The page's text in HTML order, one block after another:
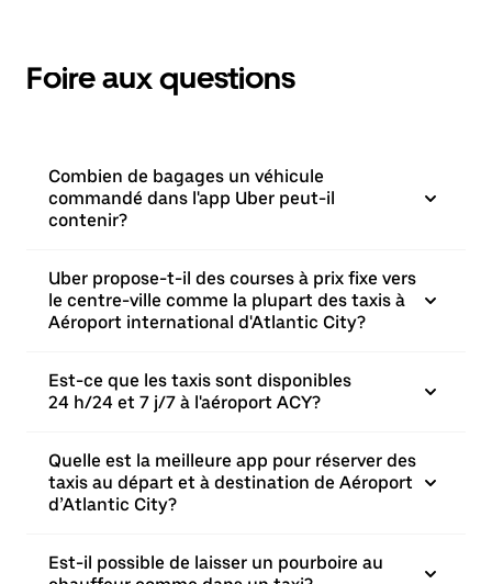
Foire aux questions
Combien de bagages un véhicule
commandé dans l'app Uber peut-il
contenir?
Uber propose-t-il des courses à prix fixe vers
le centre-ville comme la plupart des taxis à
Aéroport international d'Atlantic City?
Est-ce que les taxis sont disponibles
24 h/24 et 7 j/7 à l'aéroport ACY?
Quelle est la meilleure app pour réserver des
taxis au départ et à destination de Aéroport
d’Atlantic City?
Est-il possible de laisser un pourboire au